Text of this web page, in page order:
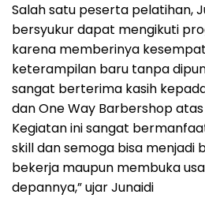
Salah satu peserta pelatihan,
bersyukur dapat mengikuti
karena memberinya
keterampilan baru tanpa
sangat berterima kasih kepada
dan One Way Barbershop
Kegiatan ini sangat
skill dan semoga bisa menjadi
bekerja maupun membuka
depannya,” ujar Junaidi